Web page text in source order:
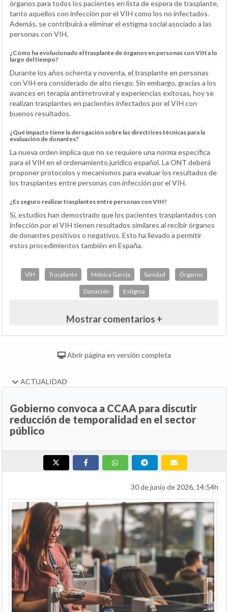
órganos para todos los pacientes en lista de espera de trasplante,
tanto aquellos con infección por el VIH como los no infectados.
Además, se contribuirá a eliminar el estigma social asociado a las
personas con VIH.
¿Cómo ha evolucionado el trasplante de órganos en personas con VIH a lo
largo del tiempo?
Durante los años ochenta y noventa, el trasplante en personas
con VIH era considerado de alto riesgo. Sin embargo, gracias a los
avances en terapia antirretroviral y experiencias exitosas, hoy se
realizan trasplantes en pacientes infectados por el VIH con
buenos resultados.
¿Qué impacto tiene la derogación sobre las directrices técnicas para la
evaluación de donantes?
La nueva orden implica que no se requiere una norma específica
para el VIH en el ordenamiento jurídico español. La ONT deberá
proponer protocolos y mecanismos para evaluar los resultados de
los trasplantes entre personas con infección por el VIH.
¿Es seguro realizar trasplantes entre personas con VIH?
Sí, estudios han demostrado que los pacientes trasplantados con
infección por el VIH tienen resultados similares al recibir órganos
de donantes positivos o negativos. Esto ha llevado a permitir
estos procedimientos también en España.
VIH Trasplante Mónica García Sanidad Órganos
Donación Estigma
Mostrar comentarios +
Abrir página en versión completa
ACTUALIDAD
Gobierno convoca a CCAA para discutir
reducción de temporalidad en el sector
público
30 de junio de 2026, 14:54h